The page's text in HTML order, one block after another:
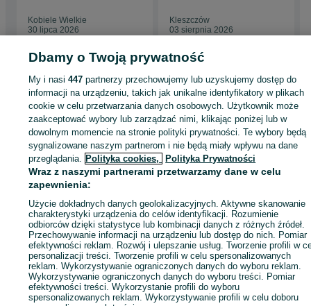
Kobiele Wielkie
30 lipca 2026
Kleszczów
03 sierpnia 2026
Strona główna Budowa i Remont Bramy i ogrodzenia Bramy
Bramy -
Łódzkie
Bramy - Niechcice
KATEGORIA
ID:1045550444 Wyświetlenia:
Zadzwoń / SMS Wyślij wiadomość
Dbamy o Twoją prywatność
My i nasi447 partnerzy przechowujemy lub uzyskujemy dostęp do
informacji na urządzeniu, takich jak unikalne identyfikatory w plikach
cookie w celu przetwarzania danych osobowych. Użytkownik może
zaakceptować wybory lub zarządzać nimi, klikając poniżej lub w
dowolnym momencie na stronie polityki prywatności. Te wybory będą
sygnalizowane naszym partnerom i nie będą miały wpływu na dane
przeglądania. Polityka cookies, Polityka Prywatności
Wraz z naszymi partnerami przetwarzamy dane w celu
zapewnienia:
Użycie dokładnych danych geolokalizacyjnych. Aktywne skanowanie
charakterystyki urządzenia do celów identyfikacji. Rozumienie
odbiorców dzięki statystyce lub kombinacji danych z różnych źródeł.
Przechowywanie informacji na urządzeniu lub dostęp do nich. Pomiar
efektywności reklam. Rozwój i ulepszanie usług. Tworzenie profili w
personalizacji treści. Tworzenie profili w celu spersonalizowanych
reklam. Wykorzystywanie ograniczonych danych do wyboru reklam.
Wykorzystywanie ograniczonych danych do wyboru treści. Pomiar
efektywności treści. Wykorzystanie profili do wyboru
spersonalizowanych reklam. Wykorzystywanie profili w celu doboru